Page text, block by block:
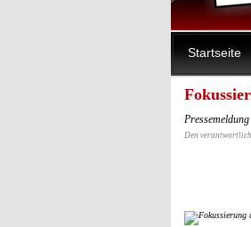
Startseite
Den